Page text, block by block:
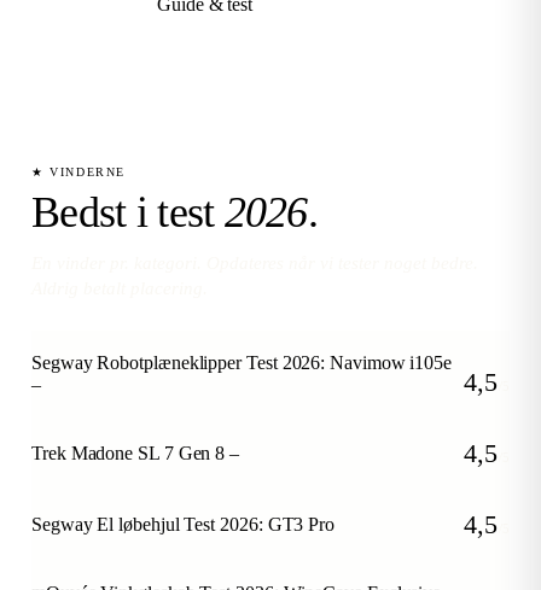
Guide & test
★ VINDERNE
Bedst i test 2026.
Segway Robotplæneklipper Test 2026: Navimow i105e
–
4,5
Trek Madone SL 7 Gen 8 – 4,5
Segway El løbehjul Test 2026: GT3 Pro 4,5